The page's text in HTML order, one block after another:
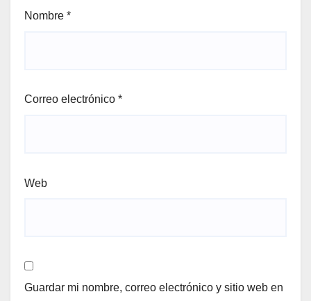
Nombre *
Correo electrónico *
Web
Guardar mi nombre, correo electrónico y sitio web en